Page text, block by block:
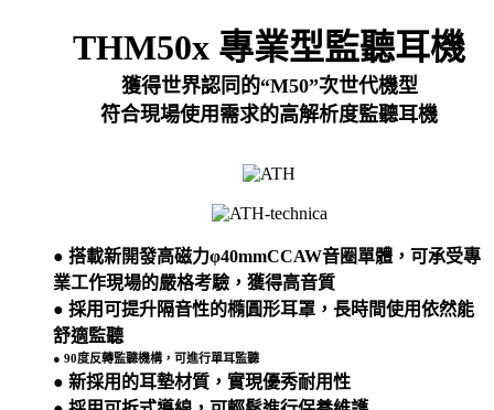
THM50x 專業型監聽耳機
獲得世界認同的“M50”次世代機型
符合現場使用需求的高解析度監聽耳機
● 搭載新開發高磁力φ40mmCCAW音圈單體，可承受專
業工作現場的嚴格考驗，獲得高音質
● 採用可提升隔音性的橢圓形耳罩，長時間使用依然能
舒適監聽
● 90度反轉監聽機構，可進行單耳監聽
● 新採用的耳墊材質，實現優秀耐用性